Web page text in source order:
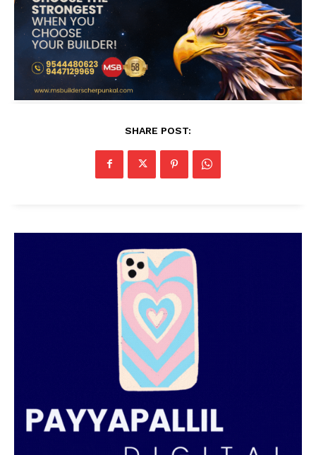
SHARE POST: